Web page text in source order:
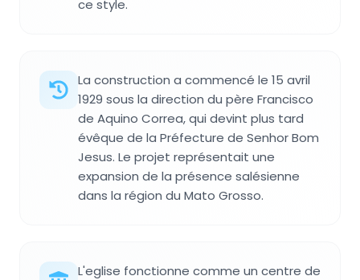
ce style.
La construction a commencé le 15 avril
1929 sous la direction du père Francisco
de Aquino Correa, qui devint plus tard
évêque de la Préfecture de Senhor Bom
Jesus. Le projet représentait une
expansion de la présence salésienne
dans la région du Mato Grosso.
L'eglise fonctionne comme un centre de